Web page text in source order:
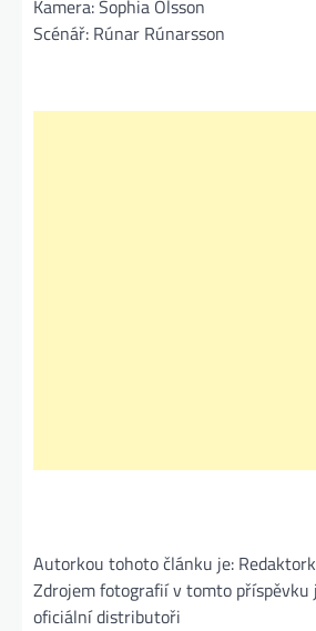
Kamera: Sophia Olsson
Scénář: Rúnar Rúnarsson
Autorkou tohoto článku je:
Zdrojem fotografií v tomto příspěvku
oficiální distributoři